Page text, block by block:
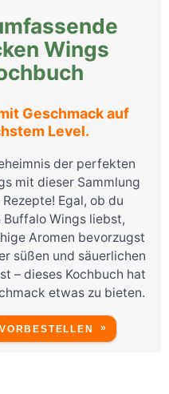
Wings
Geschmack auf
Level.
der perfekten
mit dieser Sammlung
Egal, ob du
Buffalo Wings liebst,
Aromen bevorzugst
süßen und säuerlichen
– dieses Kochbuch hat
etwas zu bieten.